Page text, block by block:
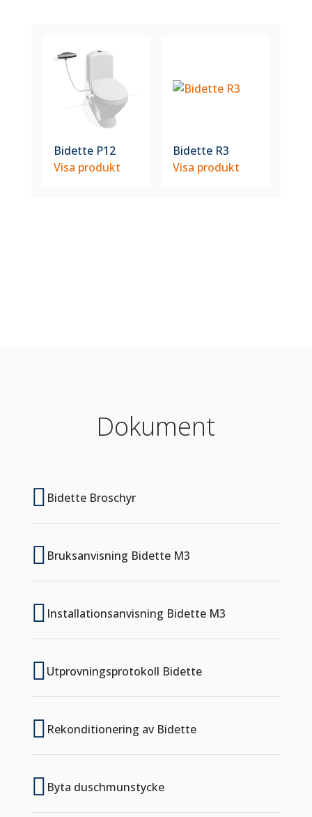
Bidette P12
Visa produkt
Bidette R3
Visa produkt
Dokument
 Bidette Broschyr
 Bruksanvisning Bidette M3
 Installationsanvisning Bidette M3
Utprovningsprotokoll Bidette
 Rekonditionering av Bidette
 Byta duschmunstycke